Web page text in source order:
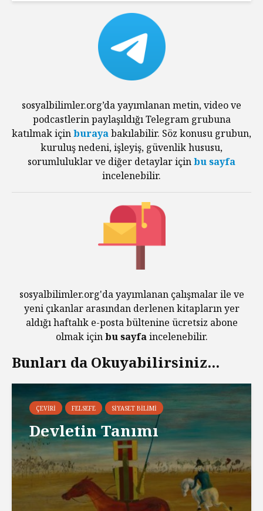
sosyalbilimler.org’da yayımlanan metin, video ve
podcastlerin paylaşıldığı Telegram grubuna
katılmak içinburayabakılabilir. Söz konusu grubun,
kuruluş nedeni, işleyiş, güvenlik hususu,
sorumluluklar ve diğer detaylar içinbu sayfa
incelenebilir.
sosyalbilimler.org'da yayımlanan çalışmalar ile ve
yeni çıkanlar arasından derlenen kitapların yer
aldığı haftalık e-posta bültenine ücretsiz abone
olmak içinbu sayfaincelenebilir.
Bunları da Okuyabilirsiniz...
ÇEVIRI FELSEFE SIYASET BILIMI
Devletin Tanımı